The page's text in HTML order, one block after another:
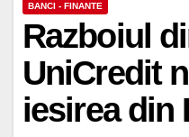
BANCI - FINANTE
Razboiul
UniCredit
iesirea din